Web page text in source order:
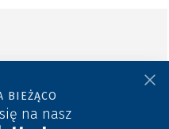
BIEŻĄCO
na nasz